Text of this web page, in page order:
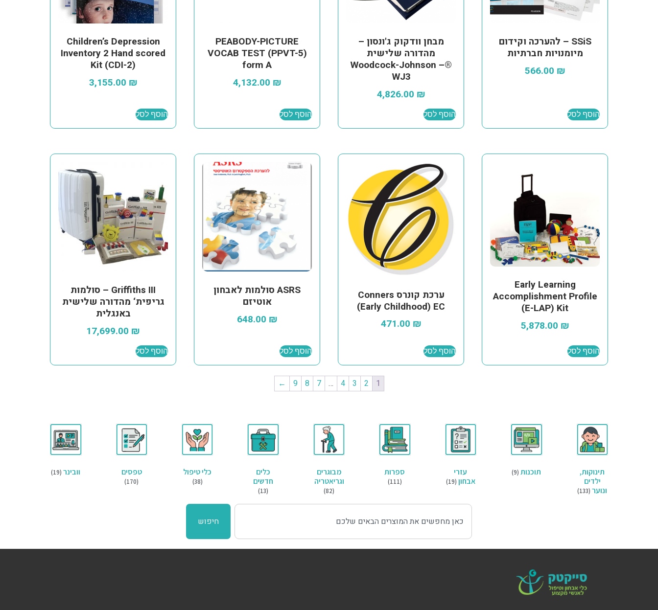
SSiS – להערכה וקידום
מיומנויות חברתיות
566.00 ₪
הוסף לסל
מבחן וודקוק ג'ונסון –
מהדורה שלישית
®Woodcock-Johnson –
WJ3
4,826.00 ₪
הוסף לסל
PEABODY-PICTURE
VOCAB TEST (PPVT-5)
form A
4,132.00 ₪
הוסף לסל
Children’s Depression
Inventory 2 Hand scored
Kit (CDI-2)
3,155.00 ₪
הוסף לסל
Early Learning
Accomplishment Profile
(E-LAP) Kit
5,878.00 ₪
הוסף לסל
ערכת קונרס Conners
Early Childhood) EC)
471.00 ₪
הוסף לסל
ASRS סולמות לאבחון
אוטיזם
648.00 ₪
הוסף לסל
Griffiths III – סולמות
גריפית‘ מהדורה שלישית
באנגלית
17,699.00 ₪
הוסף לסל
1
2
3
4
…
7
8
9
←
תינוקות,
ילדים
ונוער (133)
תוכנות (9)
עזרי
אבחון (19)
ספרות
(111)
מבוגרים
וגריאטריה
(82)
כלים
חדשים
(13)
כלי טיפול
(38)
טפסים
(170)
וובינר (19)
חיפוש